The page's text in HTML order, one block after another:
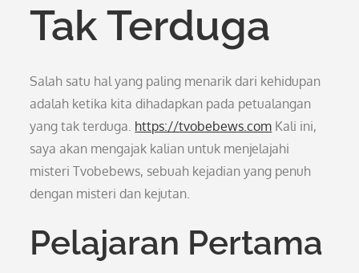
Tak Terduga
Salah satu hal yang paling menarik dari kehidupan
adalah ketika kita dihadapkan pada petualangan
yang tak terduga. https://tvobebews.com Kali ini,
saya akan mengajak kalian untuk menjelajahi
misteri Tvobebews, sebuah kejadian yang penuh
dengan misteri dan kejutan.
Pelajaran Pertama